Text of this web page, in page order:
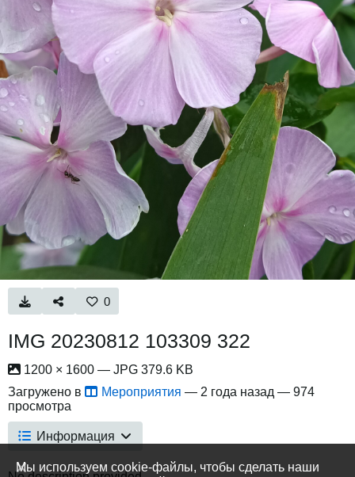
0
IMG 20230812 103309 322
1200 × 1600 — JPG 379.6 KB
Загружено в
Мероприятия — 2 года назад — 974
просмотра
Информация
Мы используем cookie-файлы, чтобы сделать наши